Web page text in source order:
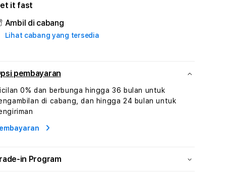
MPO700
#3
TradiTours
Jasa
Paket
Wisata
Tunisia
Profesional
TradiTours
Jasa
Wisata
Tunisia
it fast
Ambil di cabang
Lihat cabang yang tersedia
pembayaran
0% dan berbunga hingga 36 bulan untuk
di cabang, dan hingga 24 bulan untuk
in Program